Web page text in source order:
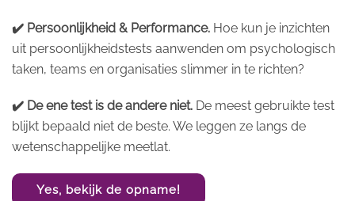
✔️ Persoonlijkheid & Performance. Hoe kun je inzichten
uit persoonlijkheidstests aanwenden om psychologisch
taken, teams en organisaties slimmer in te richten?
✔️ De ene test is de andere niet. De meest gebruikte test
blijkt bepaald niet de beste. We leggen ze langs de
wetenschappelijke meetlat.
Yes, bekijk de opname!